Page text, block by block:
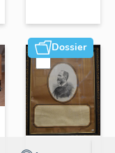
Dossier